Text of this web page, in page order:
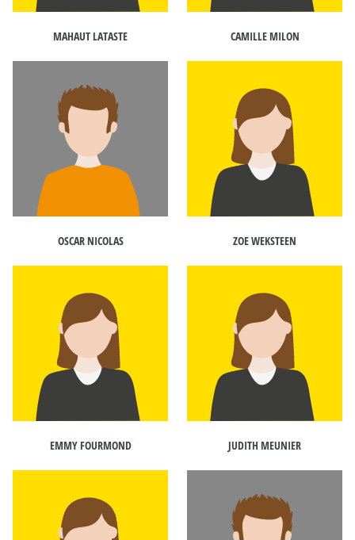
MAHAUT LATASTE CAMILLE MILON
OSCAR NICOLAS ZOE WEKSTEEN
EMMY FOURMOND JUDITH MEUNIER